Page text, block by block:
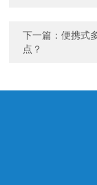
下一篇：便携式
点？